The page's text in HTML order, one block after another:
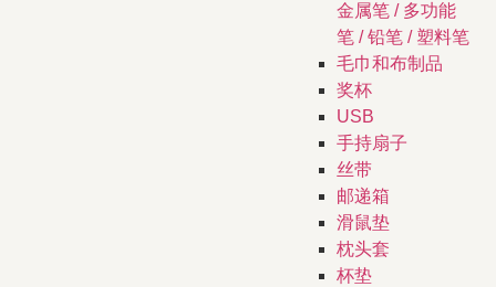
金属笔 / 多功能
笔 / 铅笔 / 塑料笔
毛巾和布制品
奖杯
USB
手持扇子
丝带
邮递箱
滑鼠垫
枕头套
杯垫